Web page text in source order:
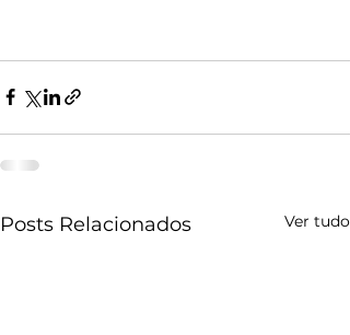
Posts Relacionados Ver tudo